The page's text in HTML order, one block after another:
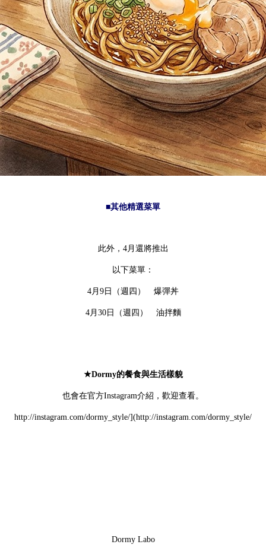
■其他精選菜單
此外，4月還將推出
以下菜單：
4月9日（週四） 爆彈丼
4月30日（週四） 油拌麵
★Dormy的餐食與生活樣貌
也會在官方Instagram介紹，歡迎查看。
http://instagram.com/dormy_style/](http://instagram.com/dormy_style/
Dormy Labo